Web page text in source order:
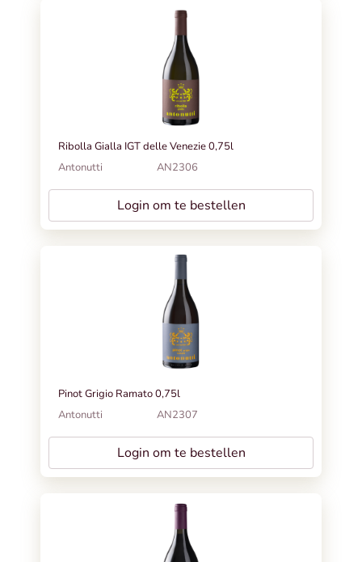
Ribolla Gialla IGT delle Venezie 0,75l
Antonutti
AN2306
Login om te bestellen
Pinot Grigio Ramato 0,75l
Antonutti
AN2307
Login om te bestellen